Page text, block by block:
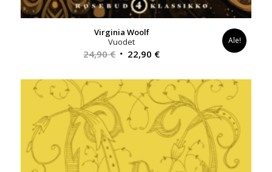
Virginia Woolf
Vuodet
24,90€ Alkuperäinen
oli:
24,90 €.
22,90 €Nykyinen
on:
22,90 €.
Ale!